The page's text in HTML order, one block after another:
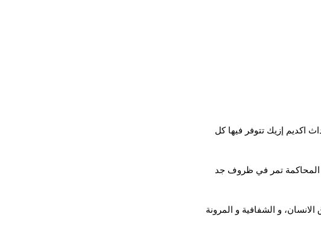
اكديم إزيك تتوفر فيها كل
المحاكمة تمر في ظروف جد
الانسان، و الشفافية و المرونة